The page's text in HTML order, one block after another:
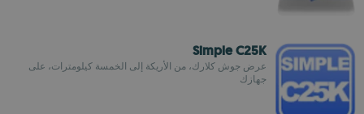
Simple C25K
عرض جوش كلارك، من الأريكة إلى الخمسة كيلومترات، على
جهازك